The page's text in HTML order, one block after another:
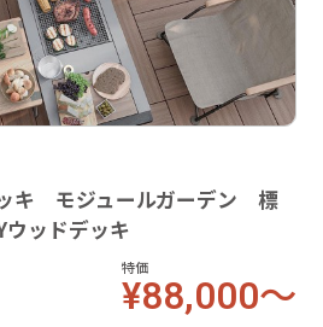
キ モジュールガーデン 標
ッドデッキ
特価
¥88,000～